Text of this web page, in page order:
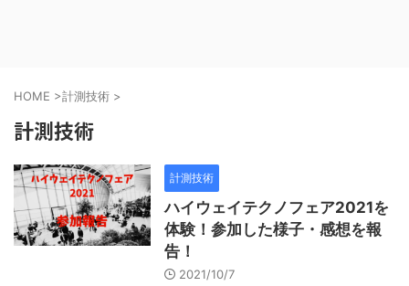
HOME >計測技術 >
計測技術
計測技術
ハイウェイテクノフェア2021を
体験！参加した様子・感想を報
告！
2021/10/7